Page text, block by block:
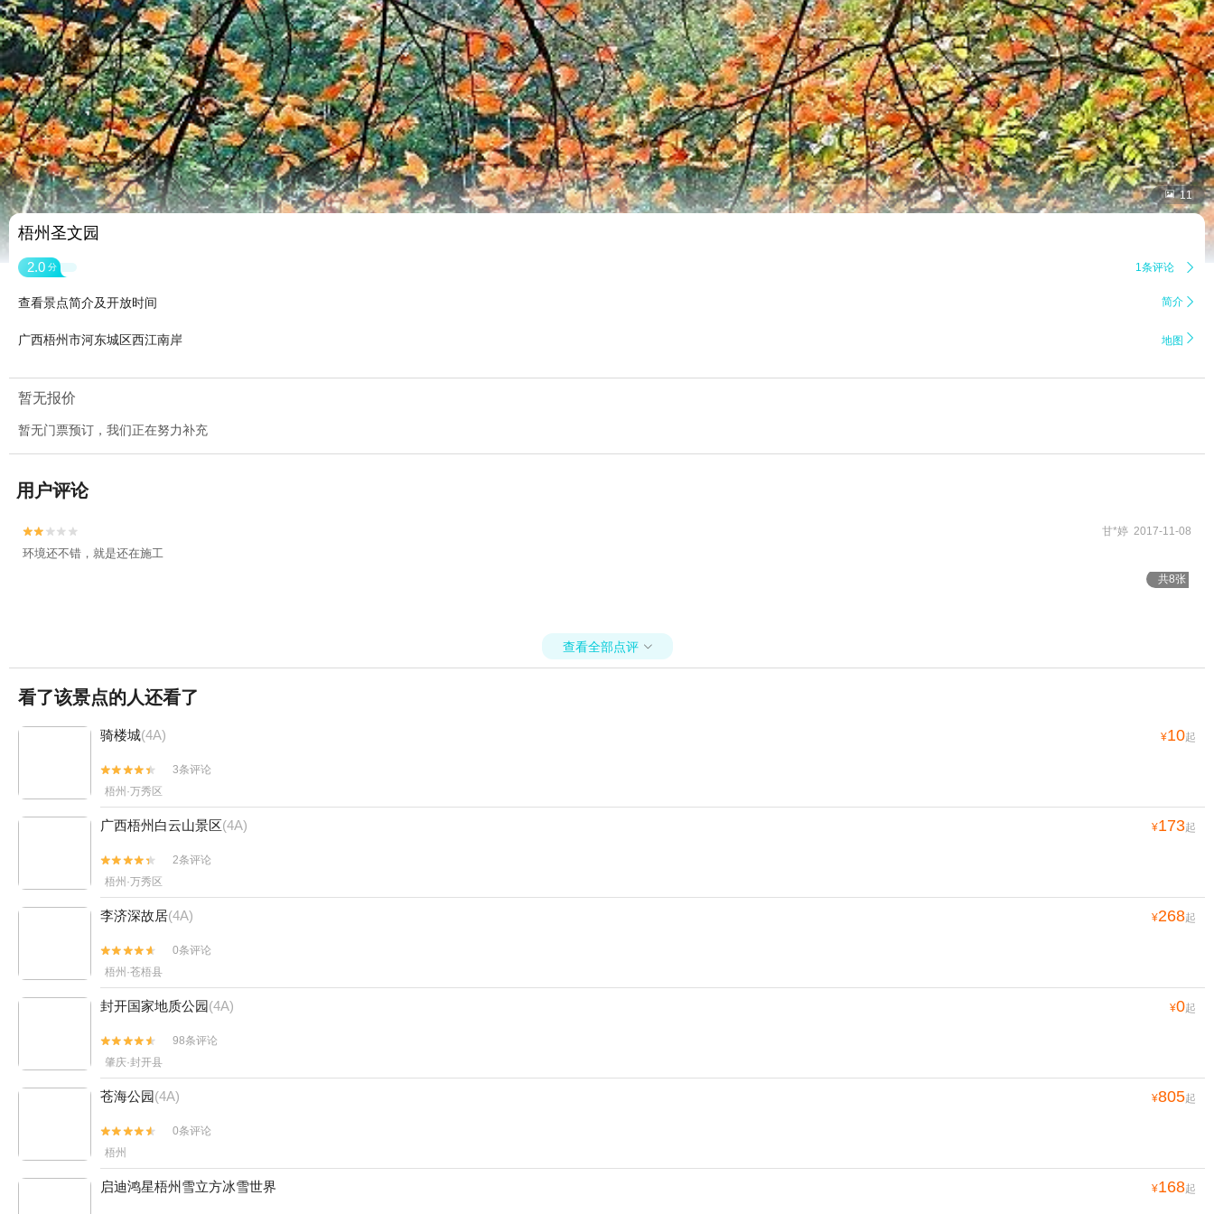
 11
梧州圣文园
2.0 分 1条评论 
查看景点简介及开放时间 简介 
广西梧州市河东城区西江南岸 地图 
暂无报价
暂无门票预订，我们正在努力补充
用户评论

 甘*婷 2017-11-08
环境还不错，就是还在施工
共8张
查看全部点评 
看了该景点的人还看了
骑楼城(4A) ¥10起


3条评论
梧州·万秀区
广西梧州白云山景区(4A) ¥173起


2条评论
梧州·万秀区
李济深故居(4A) ¥268起


0条评论
梧州·苍梧县
封开国家地质公园(4A) ¥0起


98条评论
肇庆·封开县
苍海公园(4A) ¥805起


0条评论
梧州
启迪鸿星梧州雪立方冰雪世界 ¥168起